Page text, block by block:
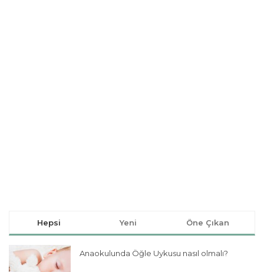
Hepsi Yeni Öne Çıkan
Anaokulunda Öğle Uykusu nasıl olmalı?